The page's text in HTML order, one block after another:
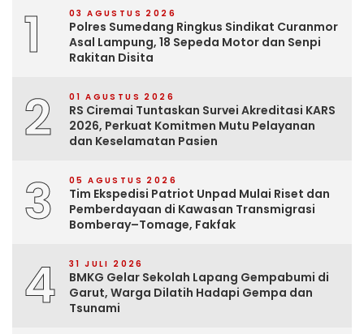
1 03 AGUSTUS 2026
Polres Sumedang Ringkus Sindikat Curanmor
Asal Lampung, 18 Sepeda Motor dan Senpi
Rakitan Disita
2 01 AGUSTUS 2026
RS Ciremai Tuntaskan Survei Akreditasi KARS
2026, Perkuat Komitmen Mutu Pelayanan
dan Keselamatan Pasien
3 05 AGUSTUS 2026
Tim Ekspedisi Patriot Unpad Mulai Riset dan
Pemberdayaan di Kawasan Transmigrasi
Bomberay–Tomage, Fakfak
4 31 JULI 2026
BMKG Gelar Sekolah Lapang Gempabumi di
Garut, Warga Dilatih Hadapi Gempa dan
Tsunami